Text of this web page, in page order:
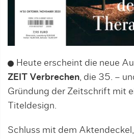
Heute erscheint die neue
ZEIT Verbrechen, die 35. –
Gründung der Zeitschrift mit
Titeldesign.
Schluss mit dem